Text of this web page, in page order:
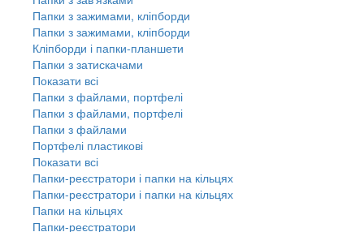
Папки з зажимами, кліпборди
Папки з зажимами, кліпборди
Кліпборди і папки-планшети
Папки з затискачами
Показати всі
Папки з файлами, портфелі
Папки з файлами, портфелі
Папки з файлами
Портфелі пластикові
Показати всі
Папки-реєстратори і папки на кільцях
Папки-реєстратори і папки на кільцях
Папки на кільцях
Папки-реєстратори